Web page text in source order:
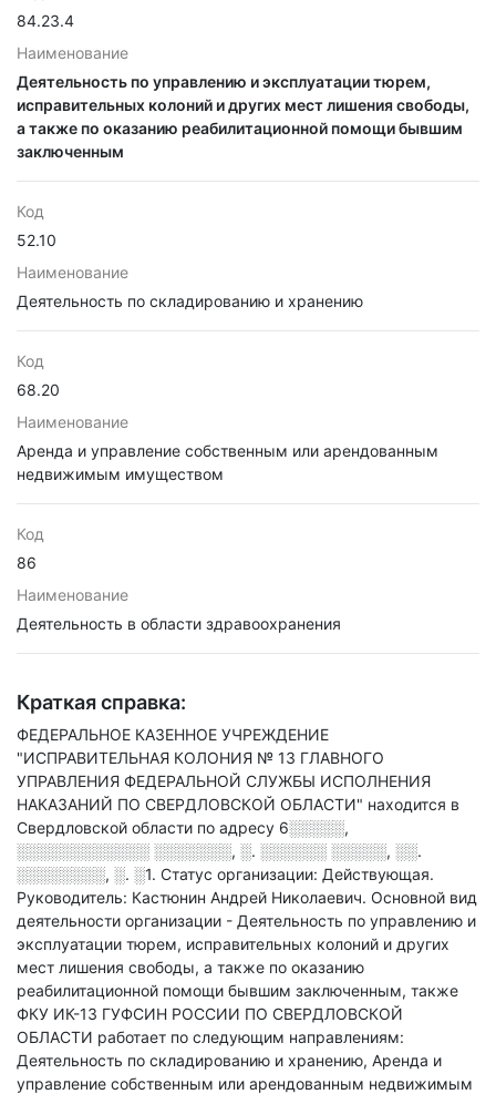
84.23.4
Наименование
Деятельность по управлению и эксплуатации тюрем,
исправительных колоний и других мест лишения свободы,
а также по оказанию реабилитационной помощи бывшим
заключенным
Код
52.10
Наименование
Деятельность по складированию и хранению
Код
68.20
Наименование
Аренда и управление собственным или арендованным
недвижимым имуществом
Код
86
Наименование
Деятельность в области здравоохранения
Краткая справка:
ФЕДЕРАЛЬНОЕ КАЗЕННОЕ УЧРЕЖДЕНИЕ
"ИСПРАВИТЕЛЬНАЯ КОЛОНИЯ № 13 ГЛАВНОГО
УПРАВЛЕНИЯ ФЕДЕРАЛЬНОЙ СЛУЖБЫ ИСПОЛНЕНИЯ
НАКАЗАНИЙ ПО СВЕРДЛОВСКОЙ ОБЛАСТИ" находится в
Свердловской области по адресу 6░░░░░,
░░░░░░░░░░░░ ░░░░░░░, ░. ░░░░░░ ░░░░░, ░░.
░░░░░░░░, ░. ░1. Статус организации: Действующая.
Руководитель: Кастюнин Андрей Николаевич. Основной вид
деятельности организации - Деятельность по управлению и
эксплуатации тюрем, исправительных колоний и других
мест лишения свободы, а также по оказанию
реабилитационной помощи бывшим заключенным, также
ФКУ ИК-13 ГУФСИН РОССИИ ПО СВЕРДЛОВСКОЙ
ОБЛАСТИ работает по следующим направлениям:
Деятельность по складированию и хранению, Аренда и
управление собственным или арендованным недвижимым